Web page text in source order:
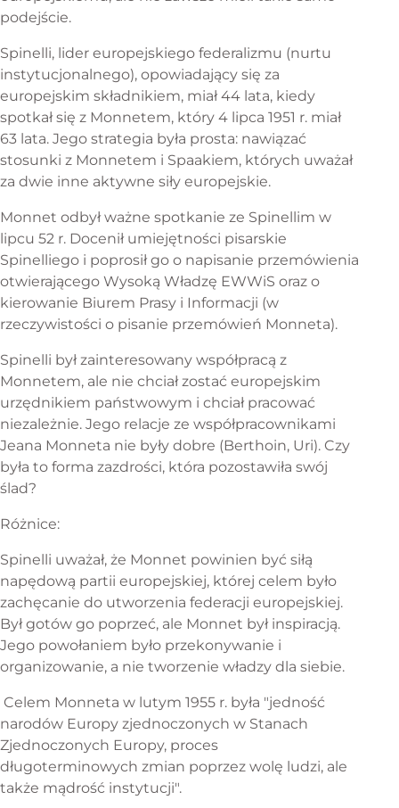
podejście.
Spinelli, lider europejskiego federalizmu (nurtu
instytucjonalnego), opowiadający się za
europejskim składnikiem, miał 44 lata, kiedy
spotkał się z Monnetem, który 4 lipca 1951 r. miał
63 lata. Jego strategia była prosta: nawiązać
stosunki z Monnetem i Spaakiem, których uważał
za dwie inne aktywne siły europejskie.
Monnet odbył ważne spotkanie ze Spinellim w
lipcu 52 r. Docenił umiejętności pisarskie
Spinelliego i poprosił go o napisanie przemówienia
otwierającego Wysoką Władzę EWWiS oraz o
kierowanie Biurem Prasy i Informacji (w
rzeczywistości o pisanie przemówień Monneta).
Spinelli był zainteresowany współpracą z
Monnetem, ale nie chciał zostać europejskim
urzędnikiem państwowym i chciał pracować
niezależnie. Jego relacje ze współpracownikami
Jeana Monneta nie były dobre (Berthoin, Uri). Czy
była to forma zazdrości, która pozostawiła swój
ślad?
Różnice:
Spinelli uważał, że Monnet powinien być siłą
napędową partii europejskiej, której celem było
zachęcanie do utworzenia federacji europejskiej.
Był gotów go poprzeć, ale Monnet był inspiracją.
Jego powołaniem było przekonywanie i
organizowanie, a nie tworzenie władzy dla siebie.
Celem Monneta w lutym 1955 r. była "jedność
narodów Europy zjednoczonych w Stanach
Zjednoczonych Europy, proces
długoterminowych zmian poprzez wolę ludzi, ale
także mądrość instytucji".